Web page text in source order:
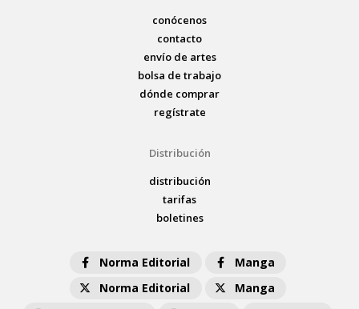
conócenos
contacto
envío de artes
bolsa de trabajo
dónde comprar
regístrate
Distribución
distribución
tarifas
boletines
Norma Editorial
Manga
Norma Editorial
Manga